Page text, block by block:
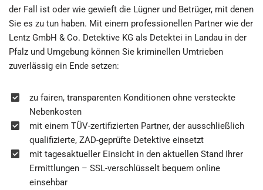
der Fall ist oder wie gewieft die Lügner und Betrüger, mit denen
Sie es zu tun haben. Mit einem professionellen Partner wie der
Lentz GmbH & Co. Detektive KG als Detektei in Landau in der
Pfalz und Umgebung können Sie kriminellen Umtrieben
zuverlässig ein Ende setzen:
zu fairen, transparenten Konditionen ohne versteckte
Nebenkosten
mit einem TÜV-zertifizierten Partner, der ausschließlich
qualifizierte, ZAD-geprüfte Detektive einsetzt
mit tagesaktueller Einsicht in den aktuellen Stand Ihrer
Ermittlungen – SSL-verschlüsselt bequem online
einsehbar